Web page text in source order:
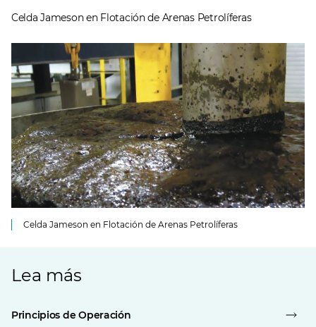
Celda Jameson en Flotación de Arenas Petrolíferas
Celda Jameson en Flotación de Arenas Petrolíferas
Lea más
Principios de Operación